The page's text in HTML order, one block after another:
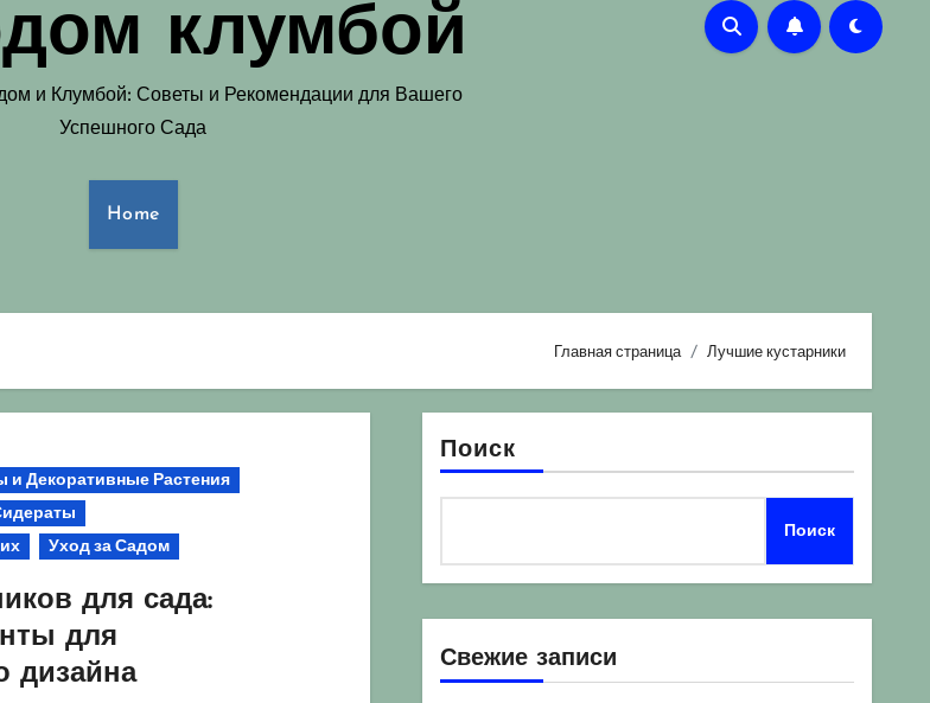
клумбой
и Клумбой: Советы и Рекомендации для Вашего
Успешного Сада
Home
Главная страница Лучшие кустарники
и Декоративные Растения
Уход за Садом
для сада:
для
дизайна
Поиск
Поиск
Свежие записи